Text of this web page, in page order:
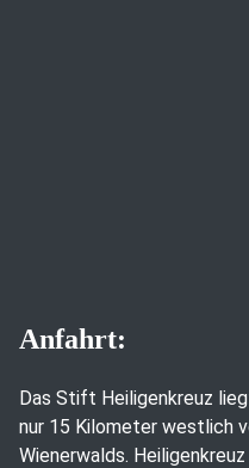
Anfahrt:
Das Stift Heiligenkreuz
nur 15 Kilometer westlich
Wienerwalds.